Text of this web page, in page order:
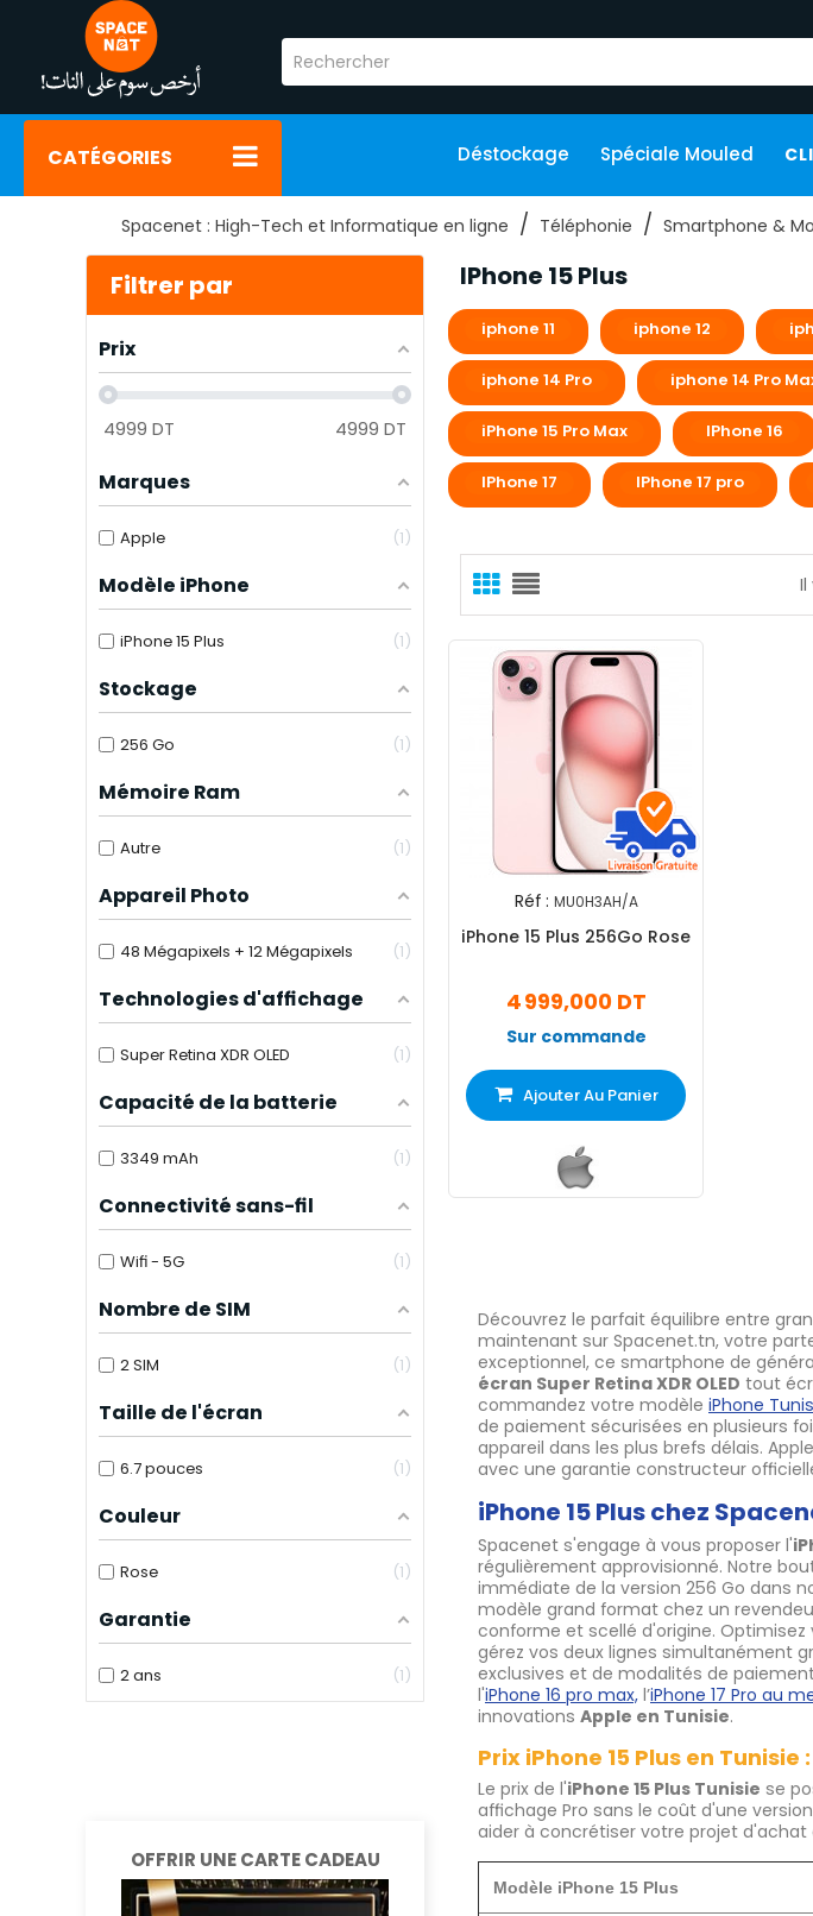
CATÉGORIES Déstockage Spéciale Mouled
Spacenet : High-Tech et Informatique en ligne Téléphonie Smartphone &
Filtrer par
Prix
4999 DT 4999 DT
Marques
Apple 1
Modèle iPhone
iPhone 15 Plus 1
Stockage
256 Go 1
Mémoire Ram
Autre 1
Appareil Photo
48 Mégapixels + 12 Mégapixels 1
Technologies d'affichage
Super Retina XDR OLED 1
Capacité de la batterie
3349 mAh 1
Connectivité sans-fil
Wifi - 5G 1
Nombre de SIM
2 SIM 1
Taille de l'écran
6.7 pouces 1
Couleur
Rose 1
Garantie
2 ans 1
OFFRIR UNE CARTE CADEAU
IPhone 15 Plus
iphone 11 iphone 12
iphone 14 Pro iphone 14 Pro
iPhone 15 Pro Max IPhone 16
IPhone 17 IPhone 17 pro
Il
Réf : MU0H3AH/A
iPhone 15 Plus 256Go Rose
4 999,000 DT
Sur commande
Ajouter Au Panier
Découvrez le parfait équilibre entre
maintenant sur Spacenet.tn, votre
exceptionnel, ce smartphone de
écran Super Retina XDR OLED tout
commandez votre modèle iPhone
de paiement sécurisées en plusieurs
appareil dans les plus brefs délais.
avec une garantie constructeur
iPhone 15 Plus chez
Spacenet s'engage à vous proposer l'
régulièrement approvisionné. Notre
immédiate de la version 256 Go dans
modèle grand format chez un
conforme et scellé d'origine.
gérez vos deux lignes simultanément
exclusives et de modalités de
l'iPhone 16 pro max, l’iPhone 17 Pro au
innovations Apple en Tunisie.
Prix iPhone 15 Plus en
Le prix de l'iPhone 15 Plus Tunisie se
affichage Pro sans le coût d'une
aider à concrétiser votre projet
Modèle iPhone 15 Plus